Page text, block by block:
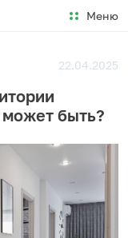
Меню
22.04.2025
быть?